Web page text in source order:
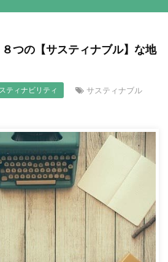
つの【サスティナブル】な地
ティナビリティ
サスティナブル